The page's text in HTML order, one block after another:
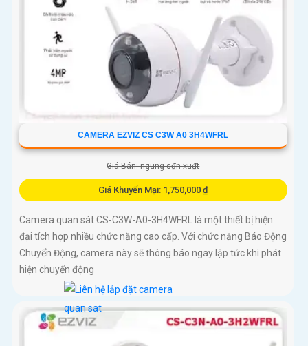
CAMERA EZVIZ CS C3W A0 3H4WFRL
Giá Bán: ngung s₫n xu₫t
Giá Khuyến Mại: 1,750,000 ₫
Camera quan sát CS-C3W-A0-3H4WFRL là một thiết bị hiện
đại tích hợp nhiều chức năng cao cấp. Với chức năng Báo Động
Chuyển Động, camera này sẽ thông báo ngay lập tức khi phát
hiện chuyển động